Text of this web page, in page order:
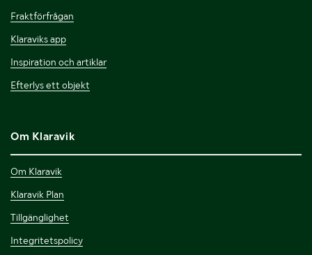
Fraktförfrågan
Klaraviks app
Inspiration och artiklar
Efterlys ett objekt
Om Klaravik
Om Klaravik
Klaravik Plan
Tillgänglighet
Integritetspolicy